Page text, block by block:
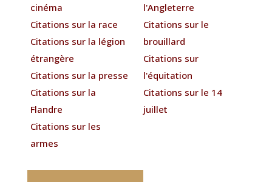
cinéma
Citations sur la race
Citations sur la légion
étrangère
Citations sur la presse
Citations sur la
Flandre
Citations sur les
armes
l'Angleterre
Citations sur le
brouillard
Citations sur
l'équitation
Citations sur le 14
juillet